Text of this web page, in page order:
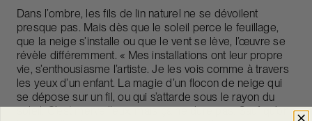
Dans l’ombre, les fils de lin naturel ne se dévoilent
presque pas. Mais dès que le soleil perce le feuillage,
que la neige s’installe ou que le vent se lève, l’œuvre se
révèle différemment. « Mes installations ont leur propre
vie, s’enthousiasme l’artiste. Je les vois comme à travers
les yeux d’un enfant. La magie d’un flocon de neige qui
se dépose sur un fil, ou qui s’attarde sous le rayon du
soleil. C’est merveilleux, mais ça ne dure pas. Sauf qu’on